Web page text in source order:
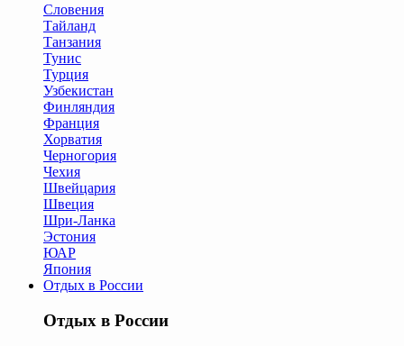
Словения
Тайланд
Танзания
Тунис
Турция
Узбекистан
Финляндия
Франция
Хорватия
Черногория
Чехия
Швейцария
Швеция
Шри-Ланка
Эстония
ЮАР
Япония
Отдых в России
Отдых в России